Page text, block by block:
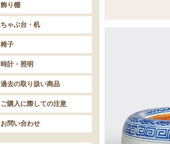
飾り棚
ちゃぶ台・机
椅子
時計・照明
過去の取り扱い商品
ご購入に際しての注意
お問い合わせ